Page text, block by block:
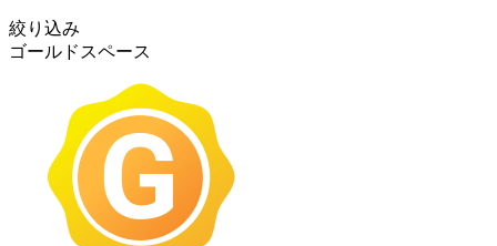
絞り込み
ゴールドスペース